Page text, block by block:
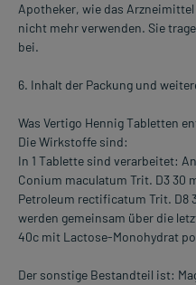
Apotheker, wie das
nicht mehr verwenden. Sie
bei.
6. Inhalt der Packung und
Was Vertigo Hennig Tabletten
Die Wirkstoffe sind:
In 1 Tablette sind verarbeitet:
Conium maculatum Trit. D3 30
Petroleum rectificatum Trit. D8
werden gemeinsam über die
40c mit Lactose-Monohydrat
Der sonstige Bestandteil ist: